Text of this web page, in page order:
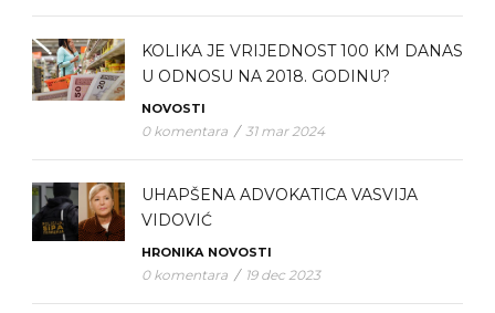
KOLIKA JE VRIJEDNOST 100 KM DANAS
U ODNOSU NA 2018. GODINU?
NOVOSTI
0 komentara / 31 mar 2024
UHAPŠENA ADVOKATICA VASVIJA
VIDOVIĆ
HRONIKA NOVOSTI
0 komentara / 19 dec 2023